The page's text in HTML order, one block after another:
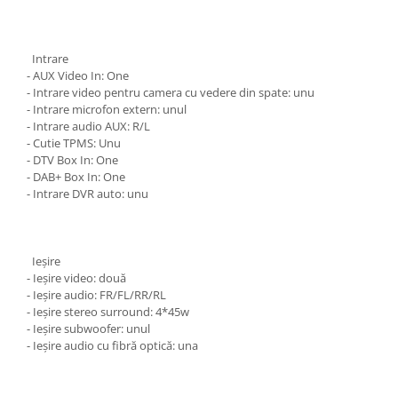
Intrare
- AUX Video In: One
- Intrare video pentru camera cu vedere din spate: unu
- Intrare microfon extern: unul
- Intrare audio AUX: R/L
- Cutie TPMS: Unu
- DTV Box In: One
- DAB+ Box In: One
- Intrare DVR auto: unu
Ieșire
- Ieșire video: două
- Ieșire audio: FR/FL/RR/RL
- Ieșire stereo surround: 4*45w
- Ieșire subwoofer: unul
- Ieșire audio cu fibră optică: una